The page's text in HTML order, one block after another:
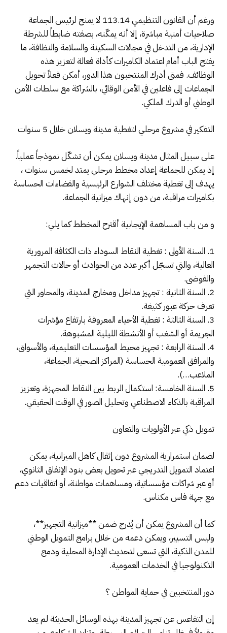
ورغم أن القانون التنظيمي 113.14 لا يمنح لرئيس الجماعة
صلاحيات أمنية مباشرة، إلا أنه يمكّنه، بصفته ضابطاً للشرطة
الإدارية، من التدخل في مجالات السكينة والسلامة والنظافة، ما
يفتح الباب أمام اعتماد الكاميرات كأداة فعالة لتعزيز هذه
الوظائف. فمتى أدرك المنتخبون هذا الدور، أمكن فعلاً تحويل
الجماعات إلى فاعلين في الأمن الوقائي، بالشراكة مع سلطات الأمن
الوطني أو الدرك الملكي.
التفكير في مشروع مرحلي لتغطية مدينة ويسلان خلال 5 سنوات
على سبيل المثال مدينة ويسلان يمكن أن تشكّل نموذجاً عملياً.
إذ يمكن للجماعة إعداد مخطط مرحلي يمتد لخمس سنوات ،
يهدف إلى تغطية مختلف الشوارع الرئيسية والفضاءات الحساسة
بكاميرات مراقبة، من دون إنهاك ميزانية الجماعة.
و من باب المساهمة الإيجابية أقترح المخطط كما يلي:
1. السنة الأولى : تغطية النقاط السوداء ذات الكثافة المرورية
العالية، والتي تسجّل أكبر عدد من الحوادث أو حالات التجمهر
والفوضى.
2. السنة الثانية : تجهيز مداخل ومخارج المدينة، والمحاور التي
تعرف حركة عبور كثيفة.
3. السنة الثالثة : تغطية الأحياء المعروفة بارتفاع مؤشرات
الجريمة أو الشغب أو الأنشطة الليلية المشبوهة.
4. السنة الرابعة : تجهيز محيط المؤسسات التعليمية، والأسواق،
والمرافق العمومية الحساسة (المراكز الصحية، الجماعة،
الملاعب…).
5. السنة الخامسة: استكمال الربط بين النقاط المجهزة، وتعزيز
المراقبة بالذكاء الاصطناعي وتحليل الصور في الوقت الحقيقي.
تمويل ذكي عبر الأولويات والتعاون
لضمان استمرارية المشروع دون إثقال كاهل الميزانية، يمكن
اعتماد التمويل التدريجي عبر تحويل بعض بنود الإنفاق الثانوي،
أو عبر شراكات مؤسساتية، ومساهمات مواطنة، أو اتفاقيات دعم
مع جهة فاس مكناس.
كما أن المشروع يمكن أن يُدرج ضمن **ميزانية التجهيز**،
وليس التسيير، ويمكن دعمه من خلال برامج التمويل الوطني
للمدن الذكية، التي تسعى لتحديث الإدارة المحلية ودمج
التكنولوجيا في الخدمات العمومية.
دور المنتخبين في حماية المواطن ؟
إن التقاعس عن تجهيز المدينة بهذه الوسائل الحديثة لم يعد